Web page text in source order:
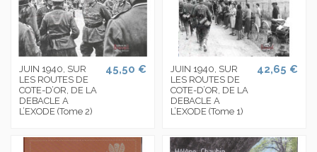
JUIN 1940, SUR
LES ROUTES DE
COTE-D’OR, DE LA
DEBACLE A
L’EXODE (Tome 2)
45,50 €
JUIN 1940, SUR
LES ROUTES DE
COTE-D’OR, DE LA
DEBACLE A
L’EXODE (Tome 1)
42,65 €